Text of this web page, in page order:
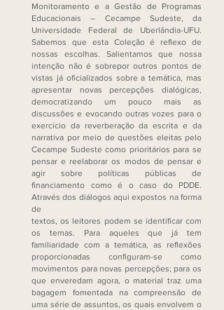
Monitoramento e a Gestão de Programas
Educacionais – Cecampe Sudeste, da
Universidade Federal de Uberlândia-UFU.
Sabemos que esta Coleção é reflexo de
nossas escolhas. Salientamos que nossa
intenção não é sobrepor outros pontos de
vistas já oficializados sobre a temática, mas
apresentar novas percepções dialógicas,
democratizando um pouco mais as
discussões e evocando outras vozes para o
exercício da reverberação da escrita e da
narrativa por meio de questões eleitas pelo
Cecampe Sudeste como prioritários para se
pensar e reelaborar os modos de pensar e
agir sobre políticas públicas de
financiamento como é o caso do PDDE.
Através dos diálogos aqui expostos na forma
de
textos, os leitores podem se identificar com
os temas. Para aqueles que já tem
familiaridade com a temática, as reflexões
proporcionadas configuram-se como
movimentos para novas percepções; para os
que enveredam agora, o material traz uma
bagagem fomentada na compreensão de
uma série de assuntos, os quais envolvem o